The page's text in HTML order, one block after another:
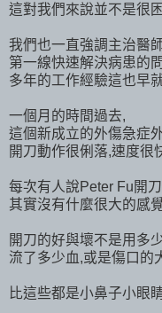
這對我們來說並不是很
我們也一直強調主治醫
第一線快速解決病患的
多年的工作經驗這也早
一個月的時間過去,
這個新成立的外傷急症
開刀動作很俐落,速度很
每次有人說Peter Fu開
其實沒有什麼很大的感
開刀的好與壞不是用多
流了多少血,或是傷口的
比這些都是小鼻子小眼